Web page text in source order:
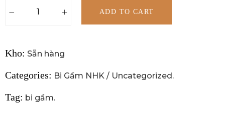
ADD TO CART
Kho: Sẵn hàng
Categories: Bi Gầm NHK / Uncategorized.
Tag: bi gầm.